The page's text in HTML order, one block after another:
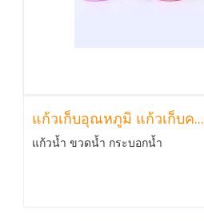
แก้วเก็บอุณหภูมิ แก้วเก็บค...
แก้วน้ำ ขวดน้ำ กระบอกน้ำ